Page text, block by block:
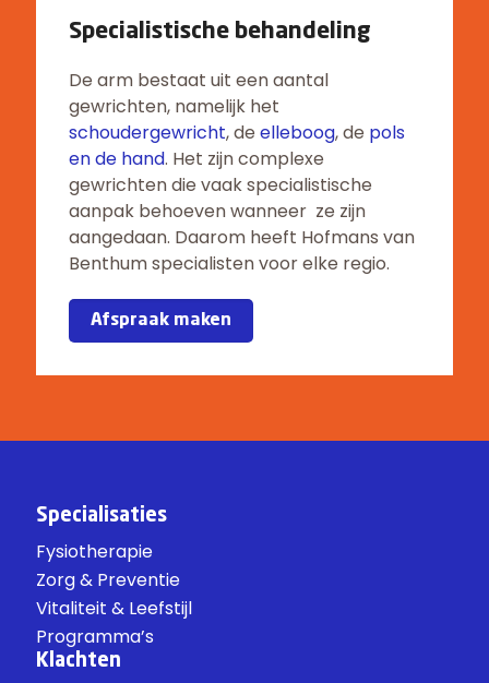
Specialistische behandeling
De arm bestaat uit een aantal
gewrichten, namelijk het
schoudergewricht, de elleboog, de pols
en de hand. Het zijn complexe
gewrichten die vaak specialistische
aanpak behoeven wanneer ze zijn
aangedaan. Daarom heeft Hofmans van
Benthum specialisten voor elke regio.
Afspraak maken
Specialisaties
Fysiotherapie
Zorg & Preventie
Vitaliteit & Leefstijl
Programma’s
Klachten